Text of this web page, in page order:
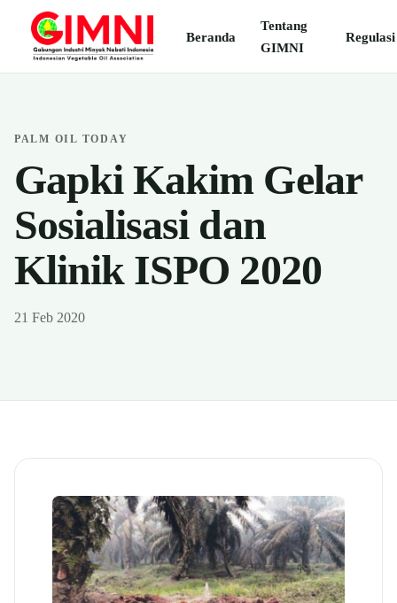
Beranda
Tentang
GIMNI
Regulasi
PALM OIL TODAY
Gapki Kakim Gelar
Sosialisasi dan
Klinik ISPO 2020
21 Feb 2020